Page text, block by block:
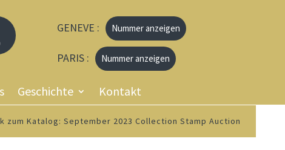
GENEVE : Nummer anzeigen
PARIS : Nummer anzeigen
Geschichte Kontakt
zum Katalog: September 2023 Collection Stamp Auction